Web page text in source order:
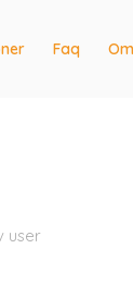
Faq
user